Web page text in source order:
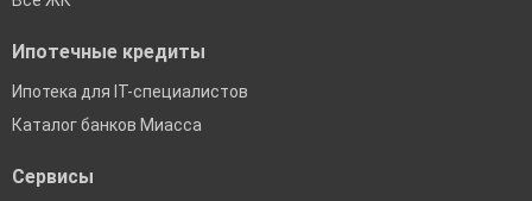
Ипотечные кредиты
Ипотека для IT-специалистов
Каталог банков Миасса
Сервисы